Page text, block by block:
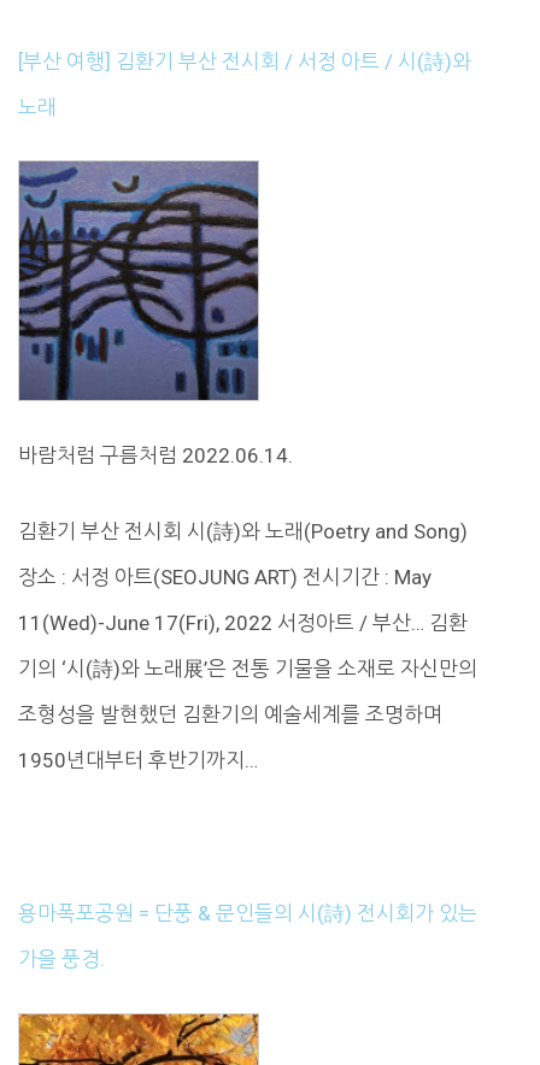
[부산 여행] 김환기 부산 전시회 / 서정 아트 / 시(詩)와
노래
바람처럼 구름처럼 2022.06.14.
김환기 부산 전시회 시(詩)와 노래(Poetry and Song)
장소 : 서정 아트(SEOJUNG ART) 전시기간 : May
11(Wed)-June 17(Fri), 2022 서정아트 / 부산… 김환
기의 ‘시(詩)와 노래展’은 전통 기물을 소재로 자신만의
조형성을 발현했던 김환기의 예술세계를 조명하며
1950년대부터 후반기까지…
용마폭포공원 = 단풍 & 문인들의 시(詩) 전시회가 있는
가을 풍경.